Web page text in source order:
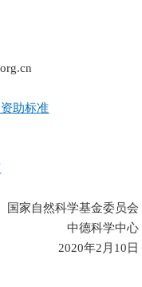
助标准
国家自然科学基金委员会
中德科学中心
2020年2月10日